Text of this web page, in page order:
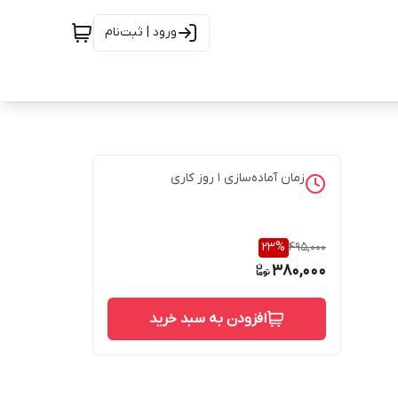
ورود | ثبت‌نام
زمان آماده‌سازی 1 روز کاری
495,000
23%
380,000
افزودن به سبد خرید